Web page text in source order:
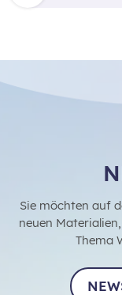
Sie möchten auf
neuen
Thema